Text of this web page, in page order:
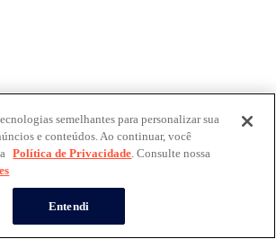
semelhantes para personalizar sua
e conteúdos. Ao continuar, você
Política de Privacidade. Consulte nossa
Entendi